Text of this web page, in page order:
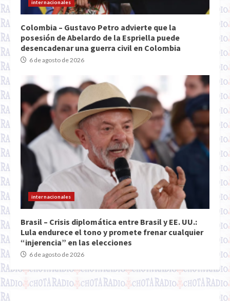
internacionales
Colombia – Gustavo Petro advierte que la
posesión de Abelardo de la Espriella puede
desencadenar una guerra civil en Colombia
6 de agosto de 2026
internacionales
Brasil – Crisis diplomática entre Brasil y EE. UU.:
Lula endurece el tono y promete frenar cualquier
“injerencia” en las elecciones
6 de agosto de 2026